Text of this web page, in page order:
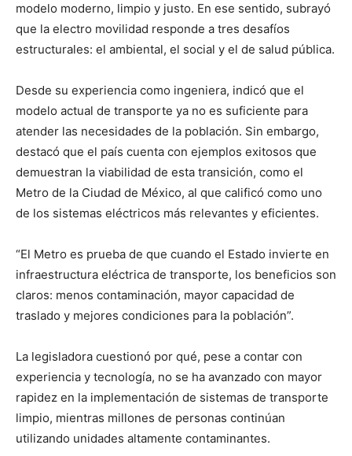
modelo moderno, limpio y justo. En ese sentido, subrayó
que la electro movilidad responde a tres desafíos
estructurales: el ambiental, el social y el de salud pública.
Desde su experiencia como ingeniera, indicó que el
modelo actual de transporte ya no es suficiente para
atender las necesidades de la población. Sin embargo,
destacó que el país cuenta con ejemplos exitosos que
demuestran la viabilidad de esta transición, como el
Metro de la Ciudad de México, al que calificó como uno
de los sistemas eléctricos más relevantes y eficientes.
“El Metro es prueba de que cuando el Estado invierte en
infraestructura eléctrica de transporte, los beneficios son
claros: menos contaminación, mayor capacidad de
traslado y mejores condiciones para la población”.
La legisladora cuestionó por qué, pese a contar con
experiencia y tecnología, no se ha avanzado con mayor
rapidez en la implementación de sistemas de transporte
limpio, mientras millones de personas continúan
utilizando unidades altamente contaminantes.